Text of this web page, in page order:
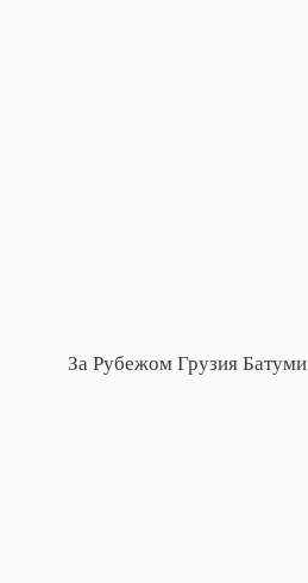
За Рубежом Грузия Батуми